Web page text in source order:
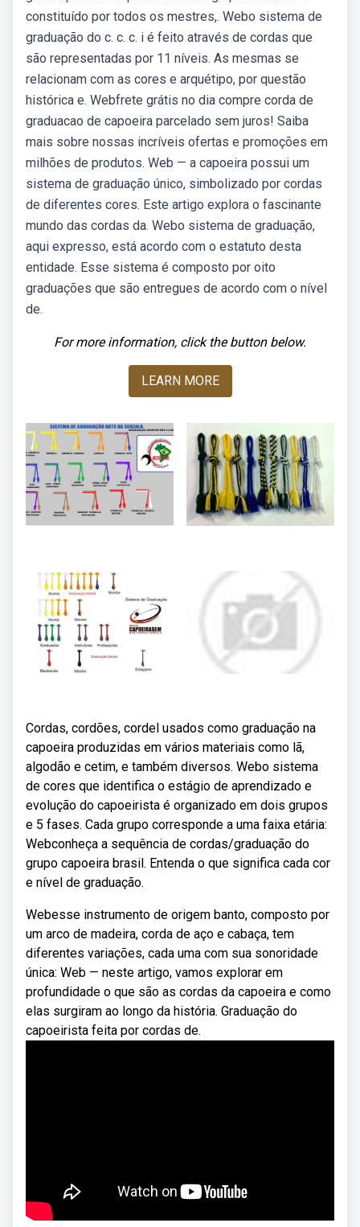
constituído por todos os mestres,. Webo sistema de
graduação do c. c. c. i é feito através de cordas que
são representadas por 11 níveis. As mesmas se
relacionam com as cores e arquétipo, por questão
histórica e. Webfrete grátis no dia compre corda de
graduacao de capoeira parcelado sem juros! Saiba
mais sobre nossas incríveis ofertas e promoções em
milhões de produtos. Web — a capoeira possui um
sistema de graduação único, simbolizado por cordas
de diferentes cores. Este artigo explora o fascinante
mundo das cordas da. Webo sistema de graduação,
aqui expresso, está acordo com o estatuto desta
entidade. Esse sistema é composto por oito
graduações que são entregues de acordo com o nível
de.
For more information, click the button below.
LEARN MORE
Cordas, cordões, cordel usados como graduação na
capoeira produzidas em vários materiais como lã,
algodão e cetim, e também diversos. Webo sistema
de cores que identifica o estágio de aprendizado e
evolução do capoeirista é organizado em dois grupos
e 5 fases. Cada grupo corresponde a uma faixa etária:
Webconheça a sequência de cordas/graduação do
grupo capoeira brasil. Entenda o que significa cada cor
e nível de graduação.
Webesse instrumento de origem banto, composto por
um arco de madeira, corda de aço e cabaça, tem
diferentes variações, cada uma com sua sonoridade
única: Web — neste artigo, vamos explorar em
profundidade o que são as cordas da capoeira e como
elas surgiram ao longo da história. Graduação do
capoeirista feita por cordas de.